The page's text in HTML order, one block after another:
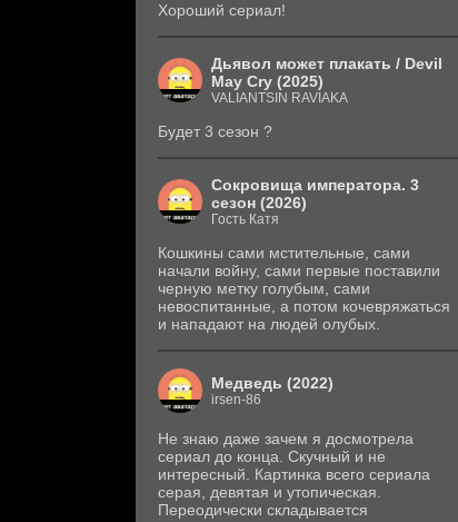
Хороший сериал!
Дьявол может плакать / Devil
May Cry (2025)
VALIANTSIN RAVIAKA
Будет 3 сезон ?
Сокровища императора. 3
сезон (2026)
Гость Катя
Кошкины сами мстительные, сами
начали войну, сами первые поставили
черную метку голубым, сами
невоспитанные, а потом кочевряжаться
и нападают на людей олубых.
Медведь (2022)
irsen-86
Не знаю даже зачем я досмотрела
сериал до конца. Скучный и не
интересный. Картинка всего сериала
серая, девятая и утопическая.
Переодически складывается